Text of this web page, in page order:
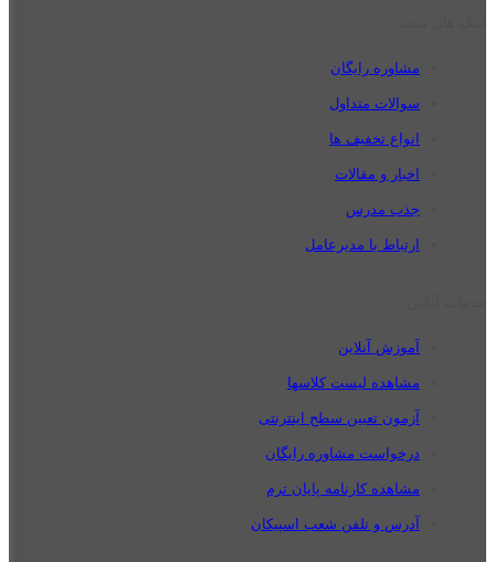
مشاوره رایگان
سوالات متداول
انواع تخفیف ها
اخبار و مقالات
جذب مدرس
ارتباط با مدیرعامل
آموزش آنلاین
مشاهده لیست کلاسها
آزمون تعیین سطح اینترنتی
درخواست مشاوره رایگان
مشاهده کارنامه پایان ترم
آدرس و تلفن شعب اسپیکان